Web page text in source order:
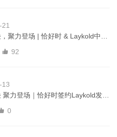
21
聚力登场 | 恰好时 & Laykold中国
合作发布会圆满举行
92
13
聚力登场｜恰好时签约Laykold发布
0